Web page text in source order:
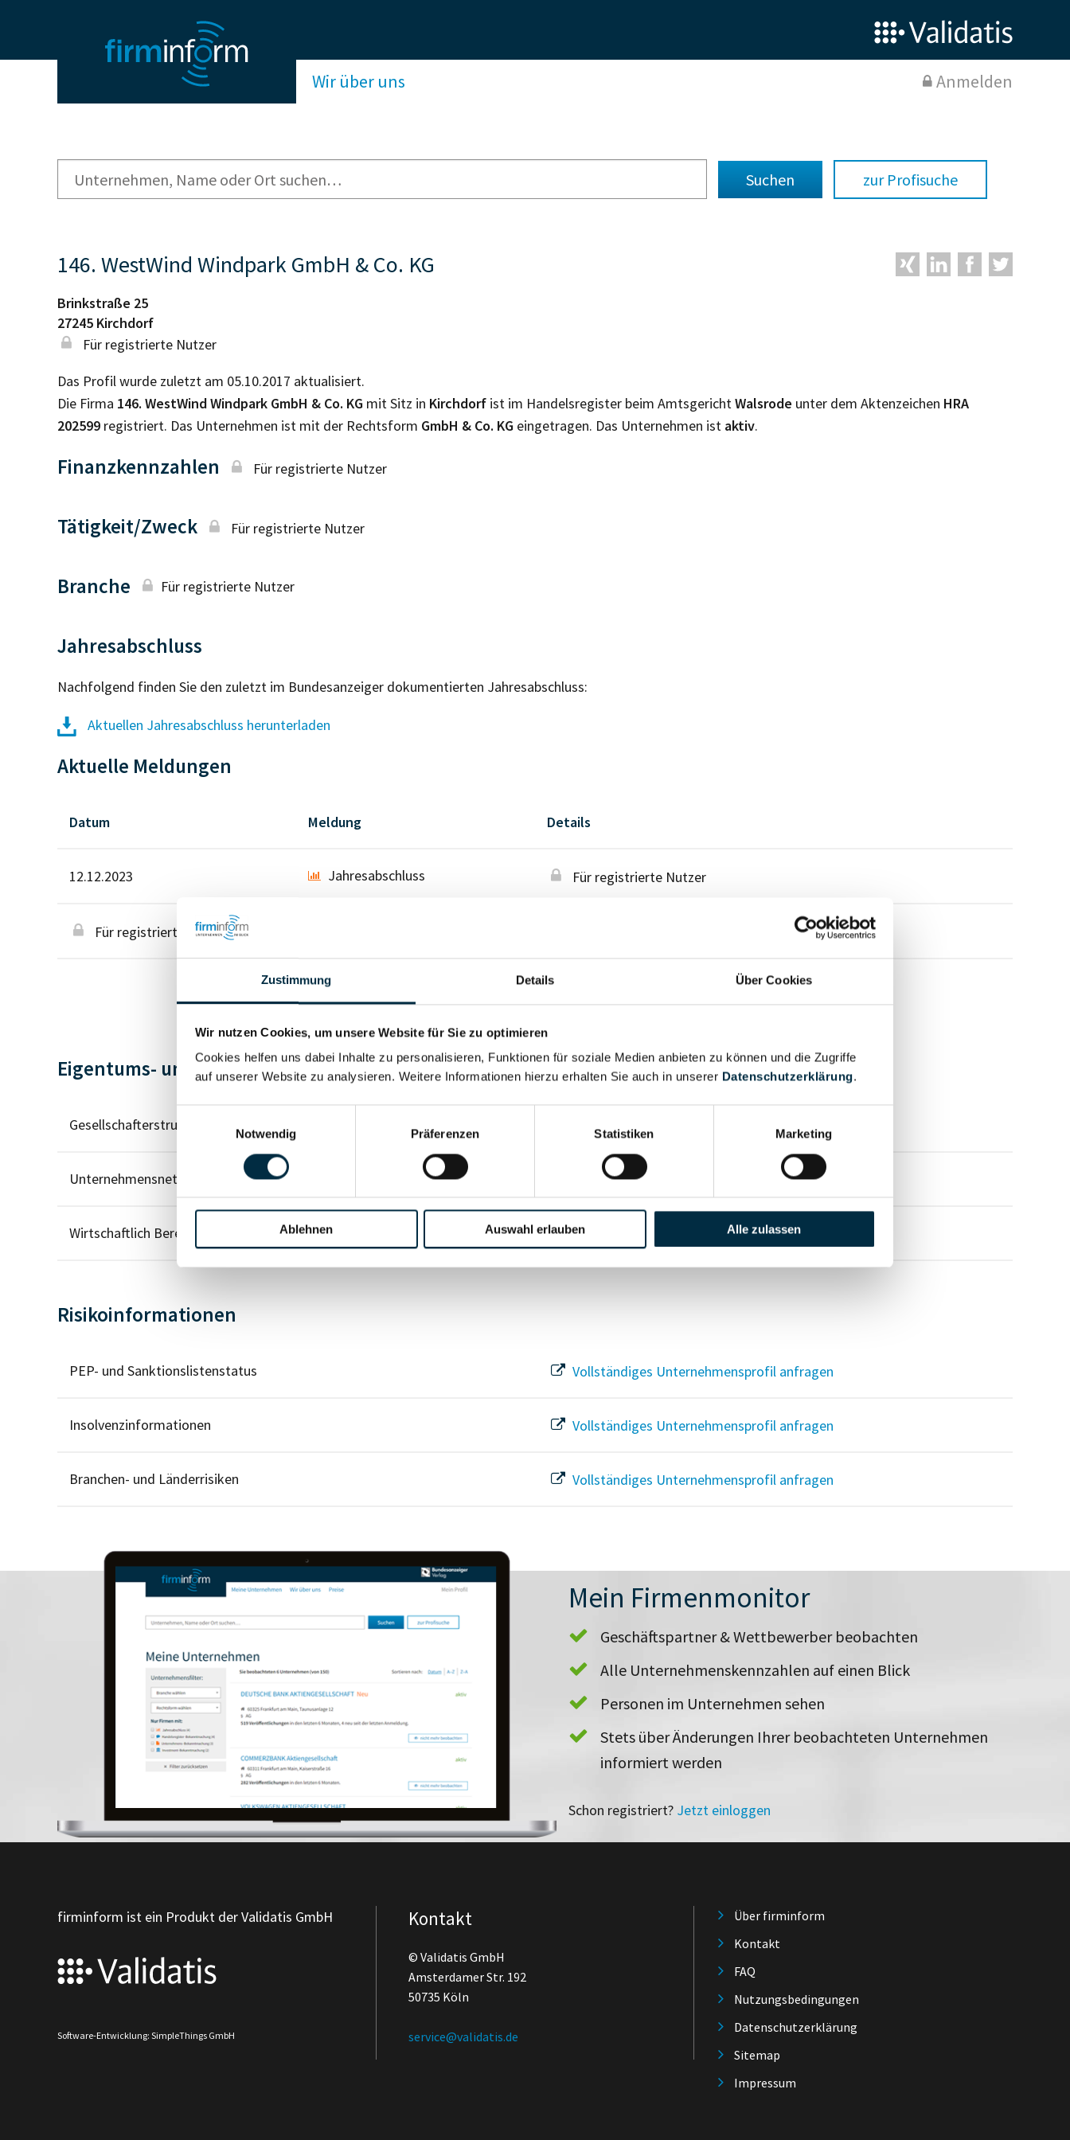
Zustimmung Details Über Cookies
Wir nutzen Cookies, um unsere Website für Sie zu optimieren
Cookies helfen uns dabei Inhalte zu personalisieren, Funktionen für soziale Medien anbieten zu können und die Zugriffe
auf unserer Website zu analysieren. Weitere Informationen hierzu erhalten Sie auch in unserer Datenschutzerklärung.
Notwendig
Präferenzen Statistiken Marketing
Ablehnen Auswahl erlauben Alle zulassen
Wir über uns Anmelden
zur Profisuche
146. WestWind Windpark GmbH & Co. KG
Brinkstraße 25
27245 Kirchdorf
Für registrierte Nutzer
Das Profil wurde zuletzt am 05.10.2017 aktualisiert.
Die Firma 146. WestWind Windpark GmbH & Co. KG mit Sitz in Kirchdorf ist im Handelsregister beim AmtsgerichtWalsrode unter dem Aktenzeichen HRA
202599 registriert. Das Unternehmen ist mit der Rechtsform GmbH & Co. KG eingetragen. Das Unternehmen ist aktiv.
Finanzkennzahlen Für registrierte Nutzer
Tätigkeit/Zweck Für registrierte Nutzer
Branche Für registrierte Nutzer
Jahresabschluss
Nachfolgend finden Sie den zuletzt im Bundesanzeiger dokumentierten Jahresabschluss:
Aktuellen Jahresabschluss herunterladen
Aktuelle Meldungen
Datum Meldung Details
12.12.2023 Jahresabschluss Für registrierte Nutzer
Für registrierte Nutzer
Eigentums- und Kontrollstruktur
Gesellschafterstruktur Vollständiges Unternehmensprofil anfragen
Unternehmensnetzwerk Vollständiges Unternehmensprofil anfragen
Wirtschaftlich Berechtigten Pfad Vollständiges Unternehmensprofil anfragen
Risikoinformationen
PEP- und Sanktionslistenstatus Vollständiges Unternehmensprofil anfragen
Insolvenzinformationen Vollständiges Unternehmensprofil anfragen
Branchen- und Länderrisiken Vollständiges Unternehmensprofil anfragen
Mein Firmenmonitor
Geschäftspartner & Wettbewerber beobachten
Alle Unternehmenskennzahlen auf einen Blick
Personen im Unternehmen sehen
Stets über Änderungen Ihrer beobachteten Unternehmen
informiert werden
Schon registriert? Jetzt einloggen
firminform ist ein Produkt der Validatis GmbH
Software-Entwicklung: SimpleThings GmbH
Kontakt
© Validatis GmbH
Amsterdamer Str. 192
50735 Köln
service@validatis.de
Über firminform
Kontakt
FAQ
Nutzungsbedingungen
Datenschutzerklärung
Sitemap
Impressum